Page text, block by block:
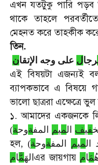
এখন যতটুকু পারি পড়ব
থাকে তাহলে
মেহনত করে তাহকীক
তিন.
رجال على وجه الإتقان
এই বিষয়টা এজন্যই
ব্যাপকভাবে এ বিষয়ে
ভালো ছাত্ররা এক্ষেত্রে ভুল
১.আমাদের একজনকে
فيف الميم المفةوحة)
হল, الميم المفةوحة)
الهَمام এর জায়গায় هُمَام